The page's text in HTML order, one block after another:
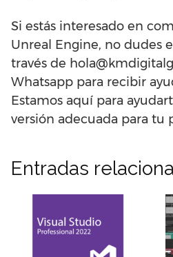
Si estás interesado en
Unreal Engine, no dudes
través de
Whatsapp para recibir
Estamos aquí para
versión adecuada para tu
Entradas